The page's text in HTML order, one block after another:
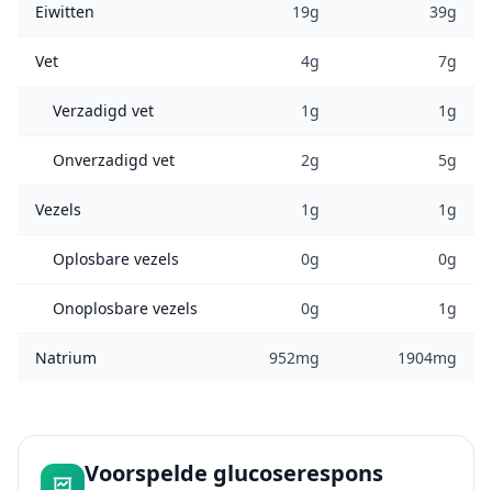
Eiwitten 19g 39g
Vet 4g 7g
Verzadigd vet 1g 1g
Onverzadigd vet 2g 5g
Vezels 1g 1g
Oplosbare vezels 0g 0g
Onoplosbare vezels 0g 1g
Natrium 952mg 1904mg
Voorspelde glucoserespons